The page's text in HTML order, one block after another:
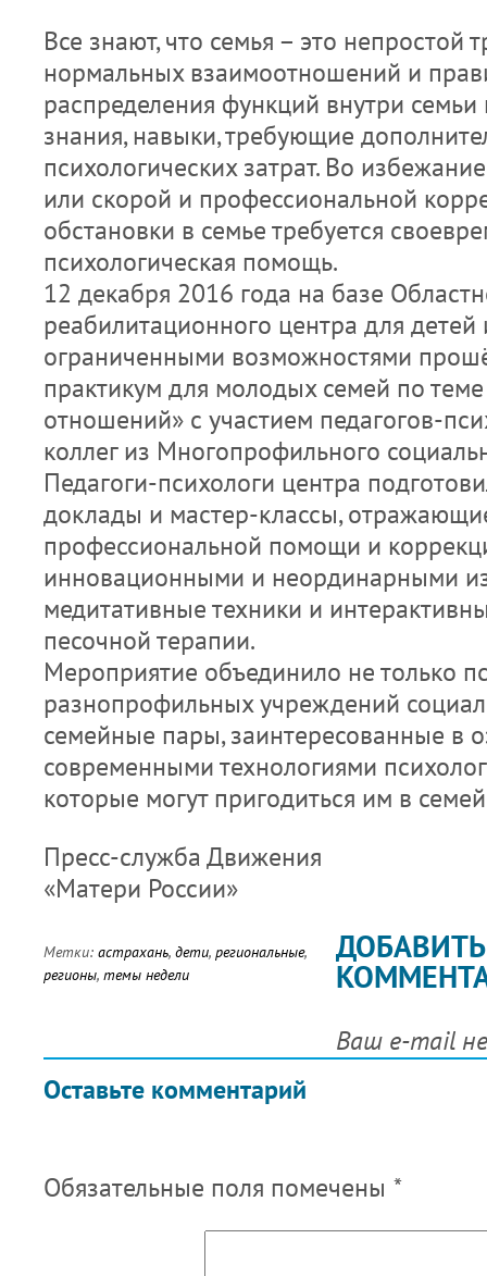
Все знают, что семья – это непростой
нормальных взаимоотношений и
распределения функций внутри
знания, навыки, требующие
психологических затрат. Во
или скорой и профессиональной
обстановки в семье требуется
психологическая помощь.
12 декабря 2016 года на базе
реабилитационного центра для детей
ограниченными возможностями
практикум для молодых семей по
отношений» с участием педагогов-
коллег из Многопрофильного
Педагоги-психологи центра
доклады и мастер-классы,
профессиональной помощи и
инновационными и неординарными
медитативные техники и
песочной терапии.
Мероприятие объединило не только
разнопрофильных учреждений
семейные пары, заинтересованные в
современными технологиями
которые могут пригодиться им в
Пресс-служба Движения
«Матери России»
Метки: астрахань, дети, региональные,
регионы, темы недели
Оставьте комментарий
ДОБАВИТЬ
Ваш e-mail
Обязательные поля помечены *